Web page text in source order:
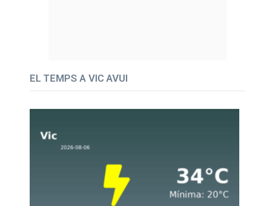
EL TEMPS A VIC AVUI